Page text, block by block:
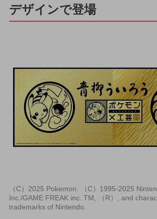
デザインで登場
（C）2025 Pokemon. （C）1995-2025
Inc./GAME FREAK inc. TM, （R）, and
trademarks of Nintendo.